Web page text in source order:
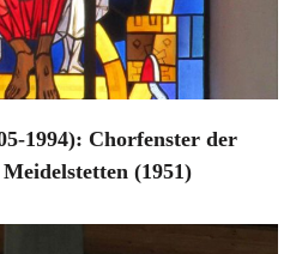
1994): Chorfenster der
(1951)